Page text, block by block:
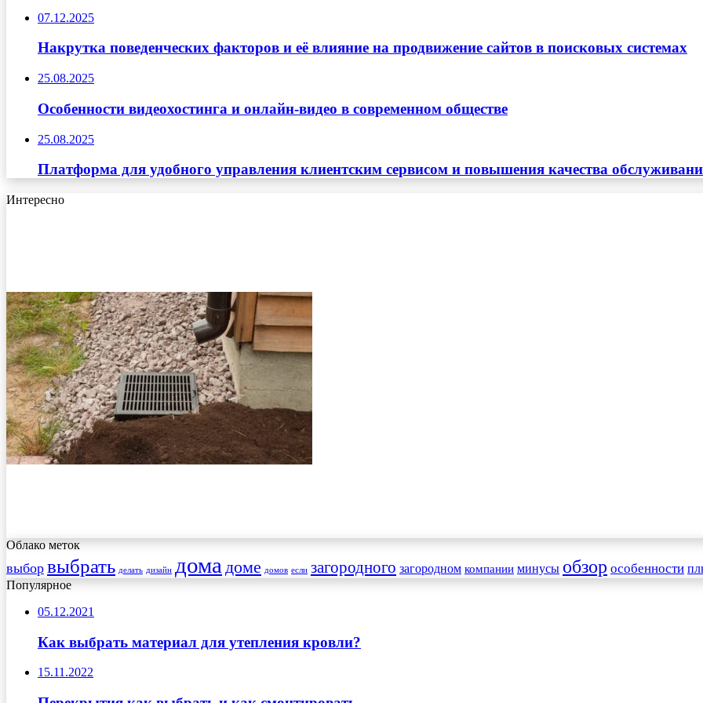
07.12.2025
Накрутка поведенческих факторов и её влияние на продвижение сайтов в поисковых системах
25.08.2025
Особенности видеохостинга и онлайн-видео в современном обществе
25.08.2025
Платформа для удобного управления клиентским сервисом и повышения качества
Интересно
Облако меток
выбор выбрать делать дизайн дома доме домов если загородного загородном компании минусы обзор особенности
Популярное
05.12.2021
Как выбрать материал для утепления кровли?
15.11.2022